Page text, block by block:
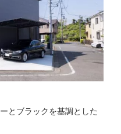
とブラックを基調とした